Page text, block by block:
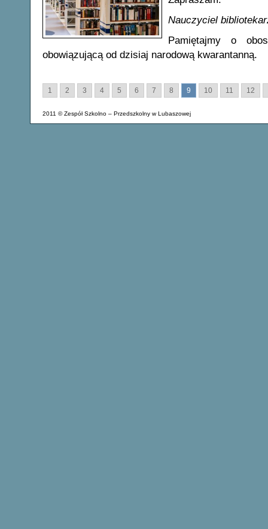
Nauczyciel
Pamiętajmy o
obowiązującą od dzisiaj narodową kwarantanną.
1 2 3 4 5 6 7 8 9 10 11 12
2011 © Zespół Szkolno – Przedszkolny w Lubaszowej